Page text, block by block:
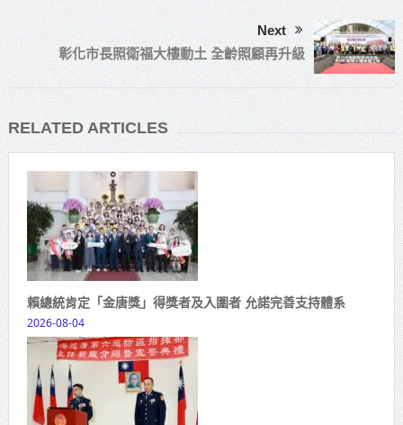
Next
彰化市長照衛福大樓動土 全齡照顧再升級
RELATED ARTICLES
賴總統肯定「金唐獎」得獎者及入圍者 允諾完善支持體系
2026-08-04